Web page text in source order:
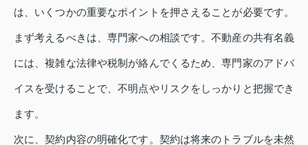
は、いくつかの重要なポイントを押さえることが必要です。
まず考えるべきは、専門家への相談です。不動産の共有名義
には、複雑な法律や税制が絡んでくるため、専門家のアドバ
イスを受けることで、不明点やリスクをしっかりと把握でき
ます。
次に、契約内容の明確化です。契約は将来のトラブルを未然